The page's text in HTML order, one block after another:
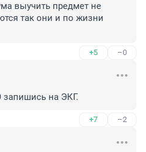
выучить предмет не
так они и по жизни
+5 –0
на ЭКГ.
+7 –2